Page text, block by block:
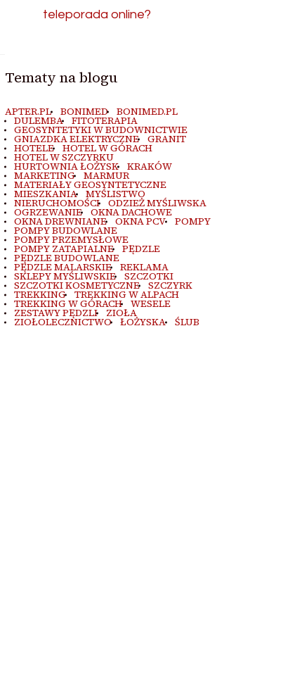
teleporada online?
Tematy na blogu
APTER.PL BONIMED BONIMED.PL
DULEMBA FITOTERAPIA
GEOSYNTETYKI W BUDOWNICTWIE
GNIAZDKA ELEKTRYCZNE GRANIT
HOTELE HOTEL W GÓRACH
HOTEL W SZCZYRKU
HURTOWNIA ŁOŻYSK KRAKÓW
MARKETING MARMUR
MATERIAŁY GEOSYNTETYCZNE
MIESZKANIA MYŚLISTWO
NIERUCHOMOŚCI ODZIEŻ MYŚLIWSKA
OGRZEWANIE OKNA DACHOWE
OKNA DREWNIANE OKNA PCV POMPY
POMPY BUDOWLANE
POMPY PRZEMYSŁOWE
POMPY ZATAPIALNE PĘDZLE
PĘDZLE BUDOWLANE
PĘDZLE MALARSKIE REKLAMA
SKLEPY MYŚLIWSKIE SZCZOTKI
SZCZOTKI KOSMETYCZNE SZCZYRK
TREKKING TREKKING W ALPACH
TREKKING W GÓRACH WESELE
ZESTAWY PĘDZLI ZIOŁA
ZIOŁOLECZNICTWO ŁOŻYSKA ŚLUB